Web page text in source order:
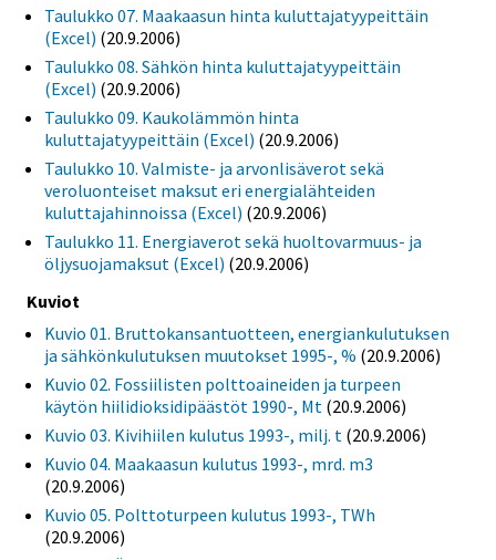
Taulukko 07. Maakaasun hinta kuluttajatyypeittäin
(Excel) (20.9.2006)
Taulukko 08. Sähkön hinta kuluttajatyypeittäin
(Excel) (20.9.2006)
Taulukko 09. Kaukolämmön hinta
kuluttajatyypeittäin (Excel) (20.9.2006)
Taulukko 10. Valmiste- ja arvonlisäverot sekä
veroluonteiset maksut eri energialähteiden
kuluttajahinnoissa (Excel) (20.9.2006)
Taulukko 11. Energiaverot sekä huoltovarmuus- ja
öljysuojamaksut (Excel) (20.9.2006)
Kuviot
Kuvio 01. Bruttokansantuotteen, energiankulutuksen
ja sähkönkulutuksen muutokset 1995-, % (20.9.2006)
Kuvio 02. Fossiilisten polttoaineiden ja turpeen
käytön hiilidioksidipäästöt 1990-, Mt (20.9.2006)
Kuvio 03. Kivihiilen kulutus 1993-, milj. t (20.9.2006)
Kuvio 04. Maakaasun kulutus 1993-, mrd. m3
(20.9.2006)
Kuvio 05. Polttoturpeen kulutus 1993-, TWh
(20.9.2006)